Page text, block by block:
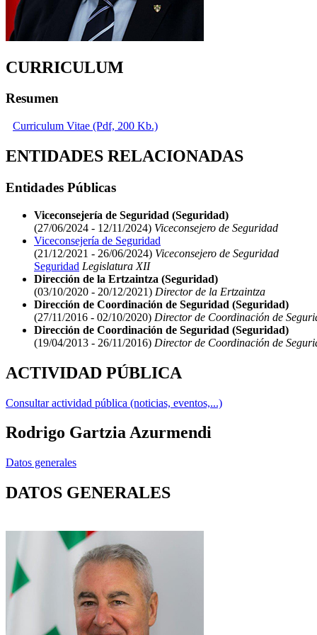
CURRICULUM
Resumen
Curriculum Vitae (Pdf, 200 Kb.)
ENTIDADES RELACIONADAS
Entidades Públicas
Viceconsejería de Seguridad (Seguridad)
(27/06/2024 - 12/11/2024) Viceconsejero de Seguridad
Viceconsejería de Seguridad
(21/12/2021 - 26/06/2024) Viceconsejero de Seguridad
Seguridad Legislatura XII
Dirección de la Ertzaintza (Seguridad)
(03/10/2020 - 20/12/2021) Director de la Ertzaintza
Dirección de Coordinación de Seguridad (Seguridad)
(27/11/2016 - 02/10/2020) Director de Coordinación de
Dirección de Coordinación de Seguridad (Seguridad)
(19/04/2013 - 26/11/2016) Director de Coordinación de
ACTIVIDAD PÚBLICA
Consultar actividad pública (noticias, eventos,...)
Rodrigo Gartzia Azurmendi
Datos generales
DATOS GENERALES